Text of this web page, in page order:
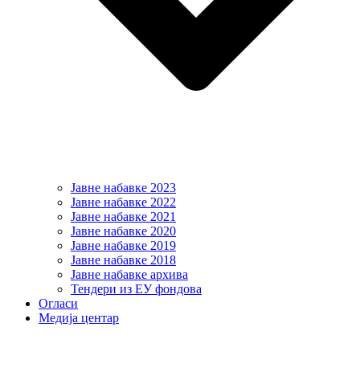
Јавне набавке 2023
Јавне набавке 2022
Јавне набавке 2021
Јавне набавке 2020
Јавне набавке 2019
Јавне набавке 2018
Јавне набавке архива
Тендери из ЕУ фондова
Огласи
Медија центар